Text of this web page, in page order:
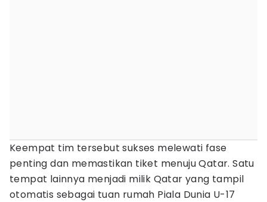
Keempat tim tersebut sukses melewati fase
penting dan memastikan tiket menuju Qatar. Satu
tempat lainnya menjadi milik Qatar yang tampil
otomatis sebagai tuan rumah Piala Dunia U-17